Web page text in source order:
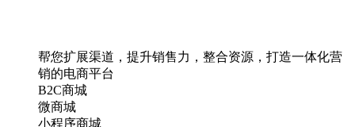
帮您扩展渠道，提升销售力，整合资源，打造一体化营
销的电商平台
B2C商城
微商城
小程序商城